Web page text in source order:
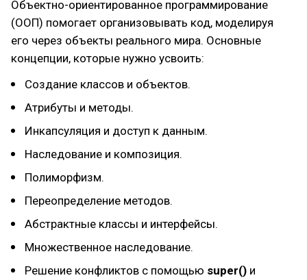
Объектно-ориентированное программирование
(ООП) помогает организовывать код, моделируя
его через объекты реального мира. Основные
концепции, которые нужно усвоить:
Создание классов и объектов.
Атрибуты и методы.
Инкапсуляция и доступ к данным.
Наследование и композиция.
Полиморфизм.
Переопределение методов.
Абстрактные классы и интерфейсы.
Множественное наследование.
Решение конфликтов с помощью super() и